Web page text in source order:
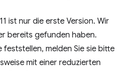
ist nur die erste Version. Wir
bereits gefunden haben.
feststellen, melden Sie sie bitte
mit einer reduzierten